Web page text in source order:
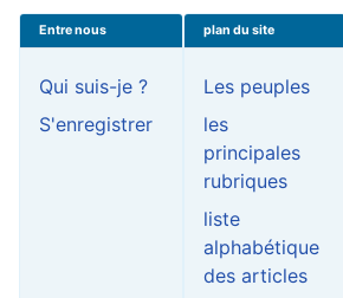
Entre nous
Qui suis-je ?
S'enregistrer
plan du site
Les peuples
les
principales
rubriques
liste
alphabétique
des articles